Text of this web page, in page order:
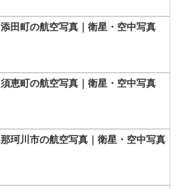
添田町の航空写真｜衛星・空中写真
須恵町の航空写真｜衛星・空中写真
那珂川市の航空写真｜衛星・空中写真